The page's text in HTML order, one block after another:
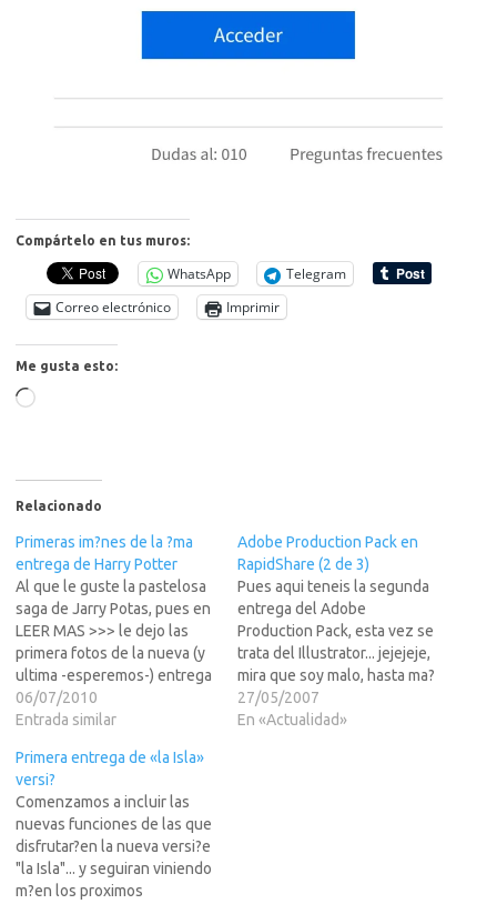
Compártelo en tus muros:
WhatsApp
Telegram
Correo electrónico
Imprimir
Me gusta esto:
Cargando...
Relacionado
Primeras im?nes de la ?ma
entrega de Harry Potter
Al que le guste la pastelosa
saga de Jarry Potas, pues en
LEER MAS >>> le dejo las
primera fotos de la nueva (y
ultima -esperemos-) entrega
de esta serie de bodrio
metrajes con un
que no se como le puede
gustar a alguienHalas a
MASOQUEARSE MAS
>>>@Angeloso69Aqui…
06/07/2010
Entrada similar
Adobe Production Pack en
RapidShare (2 de 3)
Pues aqui teneis la segunda
entrega del Adobe
Production Pack, esta vez se
trata del Illustrator... jejejeje,
mira que soy malo, hasta ma?
dejo el PRemiere Pro
CS3.Salu2AngelosoAdobe
27/05/2007
En «Actualidad»
Primera entrega de «la Isla»
versi?
Comenzamos a incluir las
nuevas funciones de las que
disfrutar?en la nueva versi?e
"la Isla"... y seguiran viniendo
m?en los proximos